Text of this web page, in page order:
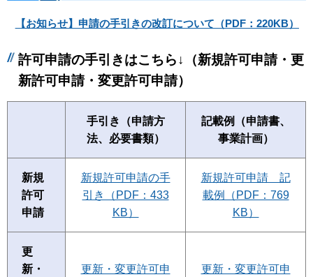
【お知らせ】申請の手引きの改訂について（PDF：220KB）
許可申請の手引きはこちら↓（新規許可申請・更
新許可申請・変更許可申請）
手引き（申請方
法、必要書類）
記載例（申請書、
事業計画）
新規
許可
申請
新規許可申請の手
引き（PDF：433
KB）
新規許可申請＿記
載例（PDF：769
KB）
更
新・
更新・変更許可申
更新・変更許可申